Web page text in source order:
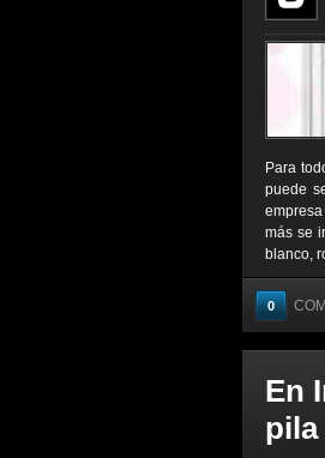
Para
puede
más se
blanco,
0
En
pila